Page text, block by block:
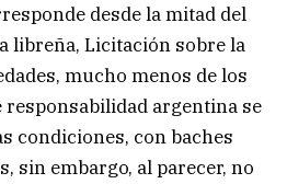
desde la mitad del
libreña, Licitación sobre la
mucho menos de los
responsabilidad argentina se
condiciones, con baches
sin embargo, al parecer, no